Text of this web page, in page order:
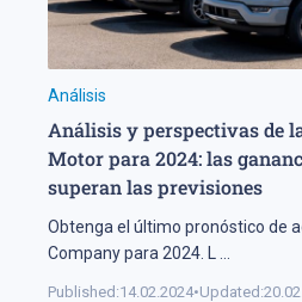
Análisis
Análisis y perspectivas de
Motor para 2024: las
superan las previsiones
Obtenga el último pronóstico de
Company para 2024. L
Published:14.02.2024•Updated: